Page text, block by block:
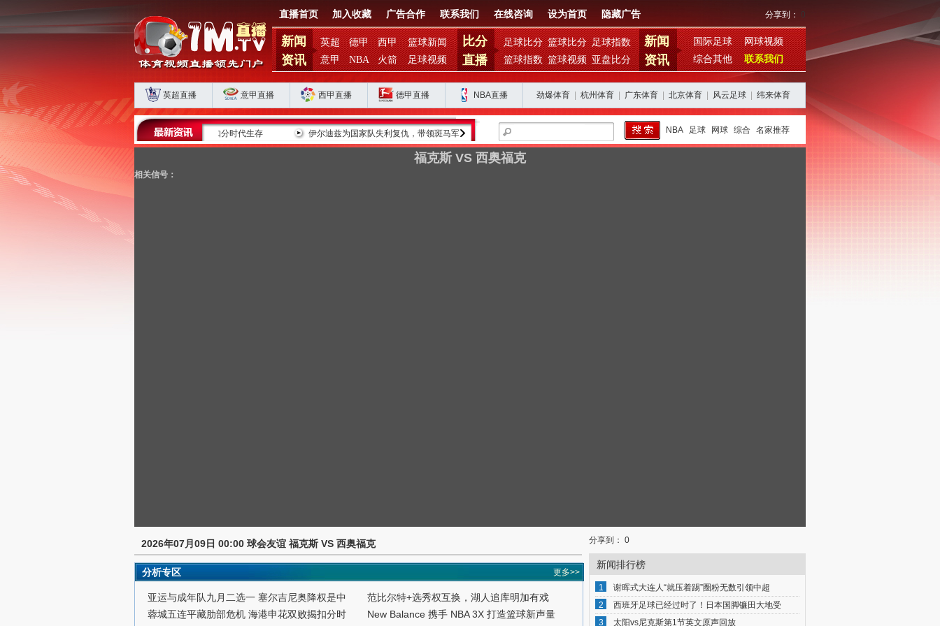
直播首页 加入收藏 广告合作 联系我们 在线咨询 设为首页 隐藏广告 分享到： 0
新闻
资讯
英超 德甲 西甲
篮球新闻
意甲
NBA 火箭 足球视频
比分
直播
足球比分 篮球比分 足球指数
篮球指数 篮球视频 亚盘比分
新闻
资讯
国际足球
网球视频
综合其他
联系我们
英超直播 意甲直播 西甲直播 德甲直播 NBA直播 劲爆体育 杭州体育 广东体育 北京体育 风云足球 纬来体育
五连平藏肋部危机 海港申花双败揭扣分时代生存 伊尔迪兹为国家队失利复仇，带领斑马军团重返巅峰 金球奖得主罗德里的皇马之路为何停滞？ 西班牙阿根廷再续恩怨，期待欧美杯对决
NBA 足球 网球 综合 名家推荐
福克斯 VS 西奥福克
相关信号：
2026年07月09日 00:00 球会友谊 福克斯 VS 西奥福克
分析专区 更多>>
亚运与成年队九月二选一 塞尔吉尼奥降权是中
蓉城五连平藏肋部危机 海港申花双败揭扣分时
范比尔特+选秀权互换，湖人追库明加有戏
New Balance 携手 NBA 3X 打造篮球新声量
分享到： 0
新闻排行榜
1
谢晖式大连人“就压着踢”圈粉无数引领中超
2
西班牙足球已经过时了！日本国脚镰田大地受
3
太阳vs尼克斯第1节英文原声回放